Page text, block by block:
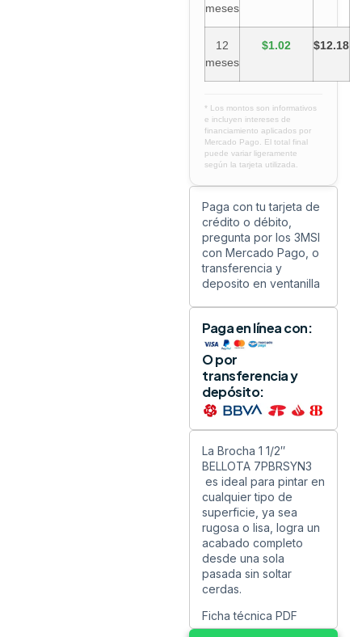
meses
12
meses
$1.02 $12.18
* Los montos son informativos
e incluyen intereses de
financiamiento aplicados por
Mercado Pago. El total final
puede variar ligeramente
según la tarjeta utilizada.
Paga con tu tarjeta de
crédito o débito,
pregunta por los 3MSI
con Mercado Pago, o
transferencia y
deposito en ventanilla
Paga en línea con:
O por
transferencia y
depósito:
La Brocha 1 1/2″
BELLOTA 7PBRSYN3
es ideal para pintar en
cualquier tipo de
superficie, ya sea
rugosa o lisa, logra un
acabado completo
desde una sola
pasada sin soltar
cerdas.
Ficha técnica PDF